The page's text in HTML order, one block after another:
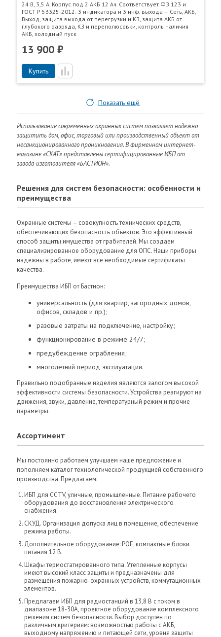
24 В, 3,5 А. Корпус под 2 АКБ 12 Ач. Соответствует ФЗ 123 и
ГОСТ Р 53325-2012: 3 индикатора и 3 инф. выхода — Сеть, АКБ,
Выход, защита выхода от перегрузки и КЗ, защита АКБ от
глубокого разряда, КЗ и переполюсовки, контроль наличия
АКБ, холодный пуск
13 900 ₽
Купить
Показать ещё
Использование современных охранных систем позволяет надежно
защитить дом, офис, торговый или производственный объект от
несанкционированного проникновения. В фирменном интернет-
магазине «СКАТ» представлены сертифицированные ИБП от
завода-изготовителя «БАСТИОН».
Решения для систем безопасности: особенности и
преимущества
Охранные системы – совокупность технических средств,
обеспечивающих безопасность объектов. Это эффективный
способ защиты имущества от грабителей. Мы создаем
специализированное оборудование для ОПС. Наши приборы
надежны в работе, имеют все необходимые сертификаты
качества.
Преимущества ИБП от Бастион:
универсальность (для квартир, загородных домов,
офисов, складов и пр.);
разовые затраты на подключение, настройку;
функционирование в режиме 24/7;
предубеждение ограбления;
многолетний период эксплуатации.
Правильно подобранные изделия являются залогом высокой
эффективности системы безопасности. Устройства реагируют на
движения, звуки, давление, температурный режим и прочие
параметры.
Ассортимент
Мы постоянно работаем улучшаем наше предложение и
пополняем каталог технологической продукцией собственного
производства. Предлагаем:
ИБП для CCTV, уличные, промышленные. Питание рабочего
оборудования до восстановления электрического
снабжения.
СКУД. Организация допуска лиц в помещение, обеспечение
режима работы.
Дополнительное оборудование: POE, компактные блоки
питания 12 В.
Шкафы термостатированного типа. Утепленные корпусы
имеют высокий класс защиты и предназначены для
размещения пожарно-охранных устройств, коммутационных
элементов.
Предлагаем ИБП для радиостанций в 13,8 В с током в
диапазоне 18-30А, проектное оборудование комплексного
решения систем безопасности. Выбор доступен по
различным критериям: возможностью работы с АКБ,
выходному напряжению и питающей сети, уровня защиты